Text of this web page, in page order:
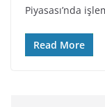
Piyasası’nda
Read More